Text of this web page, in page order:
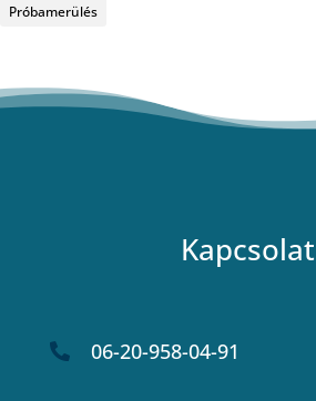
Próbamerülés
Kapcsolat
 06-20-958-04-91